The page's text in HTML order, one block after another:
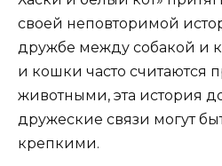
своей неповторимой
дружбе между собакой и
и кошки часто считаются
животными, эта история
дружеские связи могут
крепкими.